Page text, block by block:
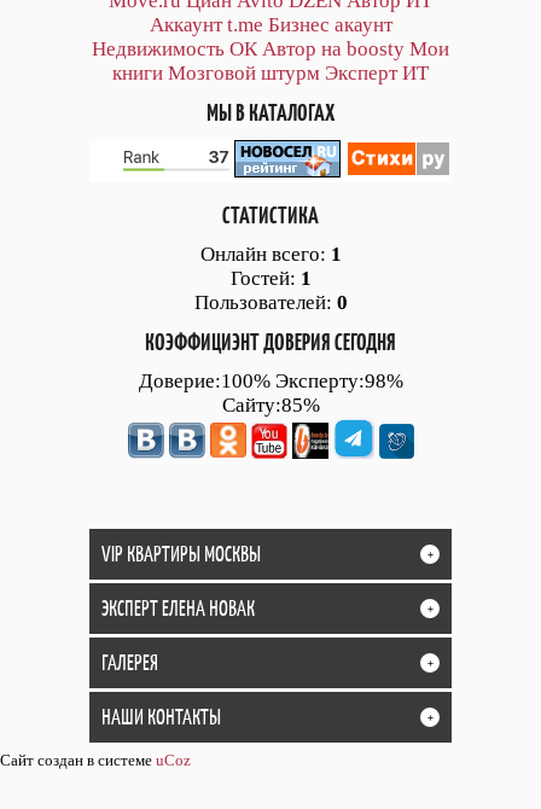
Аккаунт t.me Бизнес акаунт
Недвижимость ОК Автор на boosty Мои
книги Мозговой штурм Эксперт ИТ
МЫ В КАТАЛОГАХ
СТАТИСТИКА
Онлайн всего: 1
Гостей: 1
Пользователей: 0
КОЭФФИЦИЭНТ ДОВЕРИЯ СЕГОДНЯ
Доверие:100% Эксперту:98%
Сайту:85%
VIP КВАРТИРЫ МОСКВЫ +
ЭКСПЕРТ ЕЛЕНА НОВАК +
ГАЛЕРЕЯ +
НАШИ КОНТАКТЫ +
Сайт создан в системе uCoz